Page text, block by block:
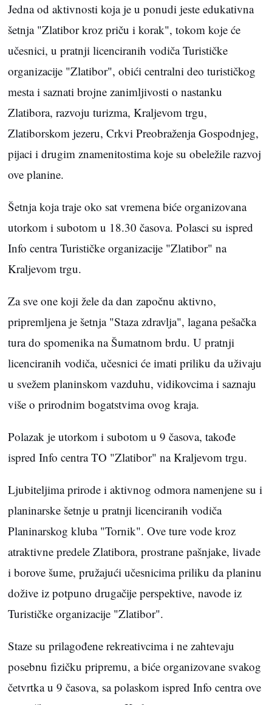
Jedna od aktivnosti koja je u ponudi jeste edukativna
šetnja "Zlatibor kroz priču i korak", tokom koje će
učesnici, u pratnji licenciranih vodiča Turističke
organizacije "Zlatibor", obići centralni deo turističkog
mesta i saznati brojne zanimljivosti o nastanku
Zlatibora, razvoju turizma, Kraljevom trgu,
Zlatiborskom jezeru, Crkvi Preobraženja Gospodnjeg,
pijaci i drugim znamenitostima koje su obeležile razvoj
ove planine.
Šetnja koja traje oko sat vremena biće organizovana
utorkom i subotom u 18.30 časova. Polasci su ispred
Info centra Turističke organizacije "Zlatibor" na
Kraljevom trgu.
Za sve one koji žele da dan započnu aktivno,
pripremljena je šetnja "Staza zdravlja", lagana pešačka
tura do spomenika na Šumatnom brdu. U pratnji
licenciranih vodiča, učesnici će imati priliku da uživaju
u svežem planinskom vazduhu, vidikovcima i saznaju
više o prirodnim bogatstvima ovog kraja.
Polazak je utorkom i subotom u 9 časova, takođe
ispred Info centra TO "Zlatibor" na Kraljevom trgu.
Ljubiteljima prirode i aktivnog odmora namenjene su i
planinarske šetnje u pratnji licenciranih vodiča
Planinarskog kluba "Tornik". Ove ture vode kroz
atraktivne predele Zlatibora, prostrane pašnjake, livade
i borove šume, pružajući učesnicima priliku da planinu
dožive iz potpuno drugačije perspektive, navode iz
Turističke organizacije "Zlatibor".
Staze su prilagođene rekreativcima i ne zahtevaju
posebnu fizičku pripremu, a biće organizovane svakog
četvrtka u 9 časova, sa polaskom ispred Info centra ove